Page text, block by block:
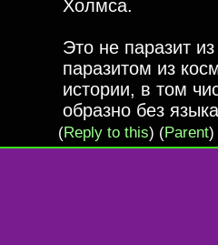
Холмса.
Это не паразит
паразитом из
истории, в том
образно без
(Reply to this) (Parent)